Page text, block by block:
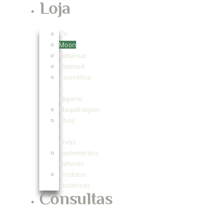
Loja
CV
Moon
Naturnua
Dietmed
Cosmética
e
Higiene
Maquilhagem
Chás
e
Ervas
Suplementos
Naturais
Produtos
Esotéricos
Consultas